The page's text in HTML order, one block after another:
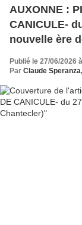
AUXONNE :
CANICULE-
nouvelle ère
Publié le 27/06/2026
Par Claude